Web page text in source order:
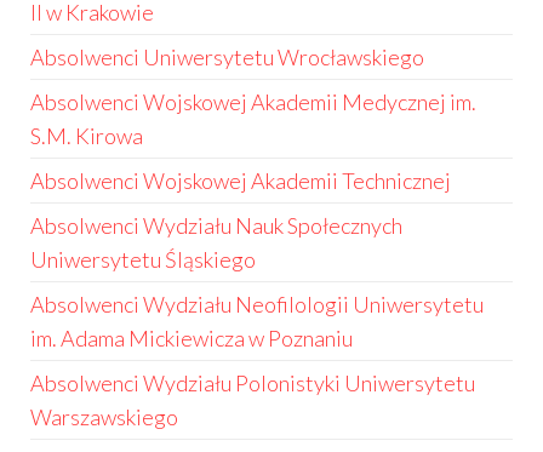
II w Krakowie
Absolwenci Uniwersytetu Wrocławskiego
Absolwenci Wojskowej Akademii Medycznej im.
S.M. Kirowa
Absolwenci Wojskowej Akademii Technicznej
Absolwenci Wydziału Nauk Społecznych
Uniwersytetu Śląskiego
Absolwenci Wydziału Neofilologii Uniwersytetu
im. Adama Mickiewicza w Poznaniu
Absolwenci Wydziału Polonistyki Uniwersytetu
Warszawskiego